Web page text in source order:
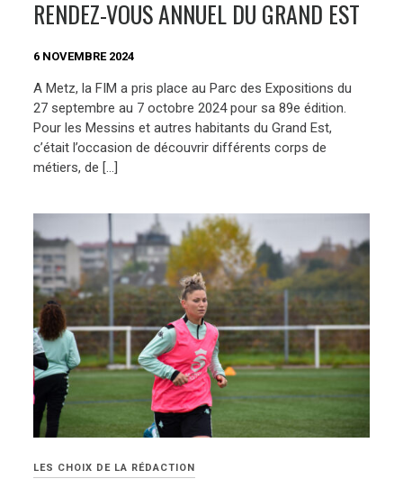
RENDEZ-VOUS ANNUEL DU GRAND EST
6 NOVEMBRE 2024
A Metz, la FIM a pris place au Parc des Expositions du
27 septembre au 7 octobre 2024 pour sa 89e édition.
Pour les Messins et autres habitants du Grand Est,
c’était l’occasion de découvrir différents corps de
métiers, de […]
LES CHOIX DE LA RÉDACTION